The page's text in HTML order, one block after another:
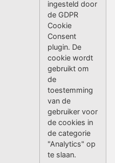
ingesteld door
de GDPR
Cookie
Consent
plugin. De
cookie wordt
gebruikt om
de
toestemming
van de
gebruiker voor
de cookies in
de categorie
"Analytics" op
te slaan.